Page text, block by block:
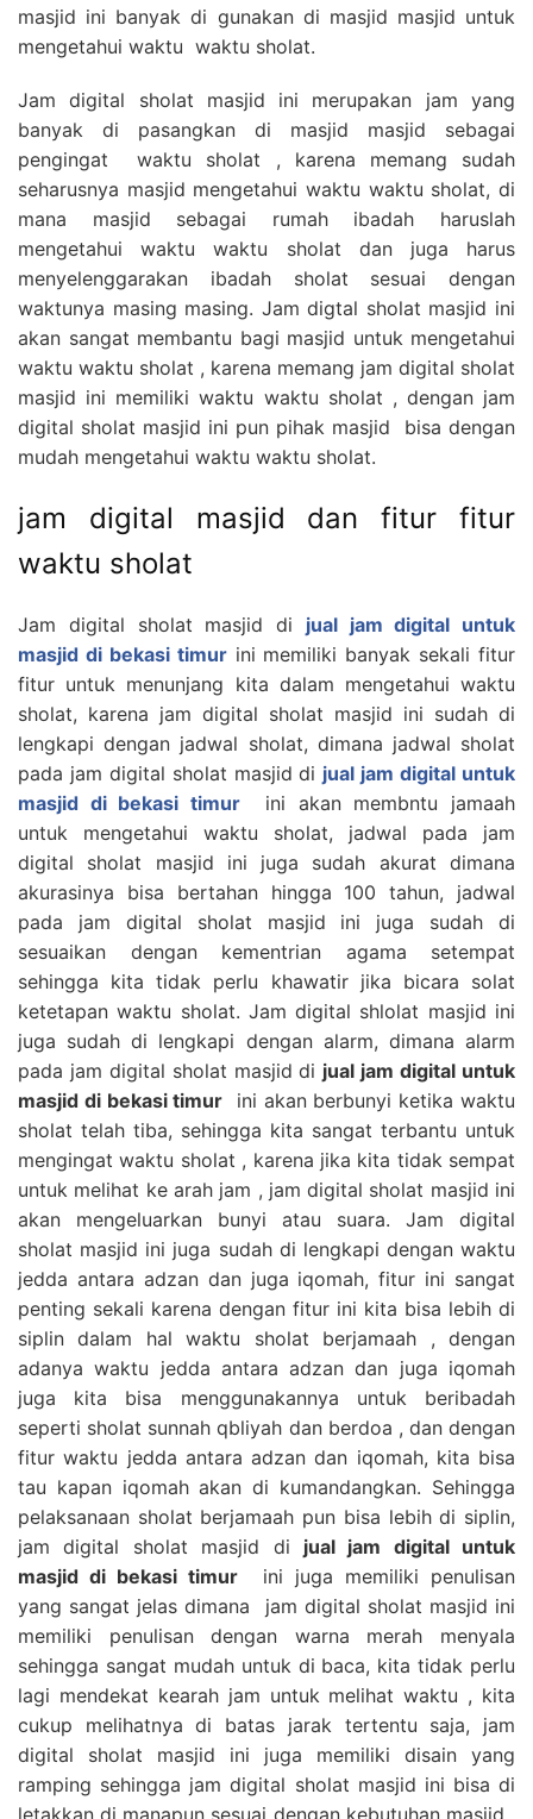
masjid ini banyak di gunakan di masjid masjid untuk
mengetahui waktu waktu sholat.
Jam digital sholat masjid ini merupakan jam yang
banyak di pasangkan di masjid masjid sebagai
pengingat waktu sholat , karena memang sudah
seharusnya masjid mengetahui waktu waktu sholat, di
mana masjid sebagai rumah ibadah haruslah
mengetahui waktu waktu sholat dan juga harus
menyelenggarakan ibadah sholat sesuai dengan
waktunya masing masing. Jam digtal sholat masjid ini
akan sangat membantu bagi masjid untuk mengetahui
waktu waktu sholat , karena memang jam digital sholat
masjid ini memiliki waktu waktu sholat , dengan jam
digital sholat masjid ini pun pihak masjid bisa dengan
mudah mengetahui waktu waktu sholat.
jam digital masjid dan fitur fitur
waktu sholat
Jam digital sholat masjid di jual jam digital untuk
masjid di bekasi timur ini memiliki banyak sekali fitur
fitur untuk menunjang kita dalam mengetahui waktu
sholat, karena jam digital sholat masjid ini sudah di
lengkapi dengan jadwal sholat, dimana jadwal sholat
pada jam digital sholat masjid di jual jam digital untuk
masjid di bekasi timurini akan membntu jamaah
untuk mengetahui waktu sholat, jadwal pada jam
digital sholat masjid ini juga sudah akurat dimana
akurasinya bisa bertahan hingga 100 tahun, jadwal
pada jam digital sholat masjid ini juga sudah di
sesuaikan dengan kementrian agama setempat
sehingga kita tidak perlu khawatir jika bicara solat
ketetapan waktu sholat. Jam digital shlolat masjid ini
juga sudah di lengkapi dengan alarm, dimana alarm
pada jam digital sholat masjid di jual jam digital untuk
masjid di bekasi timur ini akan berbunyi ketika waktu
sholat telah tiba, sehingga kita sangat terbantu untuk
mengingat waktu sholat , karena jika kita tidak sempat
untuk melihat ke arah jam , jam digital sholat masjid ini
akan mengeluarkan bunyi atau suara. Jam digital
sholat masjid ini juga sudah di lengkapi dengan waktu
jedda antara adzan dan juga iqomah, fitur ini sangat
penting sekali karena dengan fitur ini kita bisa lebih di
siplin dalam hal waktu sholat berjamaah , dengan
adanya waktu jedda antara adzan dan juga iqomah
juga kita bisa menggunakannya untuk beribadah
seperti sholat sunnah qbliyah dan berdoa , dan dengan
fitur waktu jedda antara adzan dan iqomah, kita bisa
tau kapan iqomah akan di kumandangkan. Sehingga
pelaksanaan sholat berjamaah pun bisa lebih di siplin,
jam digital sholat masjid di jual jam digital untuk
masjid di bekasi timur ini juga memiliki penulisan
yang sangat jelas dimana jam digital sholat masjid ini
memiliki penulisan dengan warna merah menyala
sehingga sangat mudah untuk di baca, kita tidak perlu
lagi mendekat kearah jam untuk melihat waktu , kita
cukup melihatnya di batas jarak tertentu saja, jam
digital sholat masjid ini juga memiliki disain yang
ramping sehingga jam digital sholat masjid ini bisa di
letakkan di manapun sesuai dengan kebutuhan masjid ,